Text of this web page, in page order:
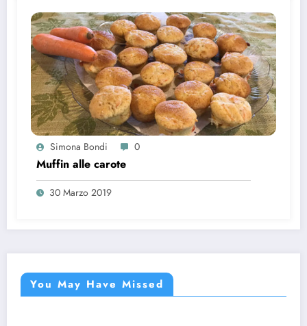
Simona Bondi 0
Muffin alle carote
30 Marzo 2019
You May Have Missed